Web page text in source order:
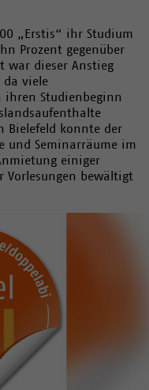
„Erstis“ ihr Studium
Prozent gegenüber
war dieser Anstieg
da viele
Studienbeginn
Bielefeld konnte der
und Seminarräume im
einiger
Vorlesungen bewältigt